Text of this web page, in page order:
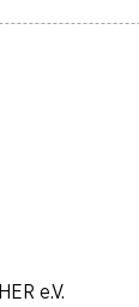
e.V.